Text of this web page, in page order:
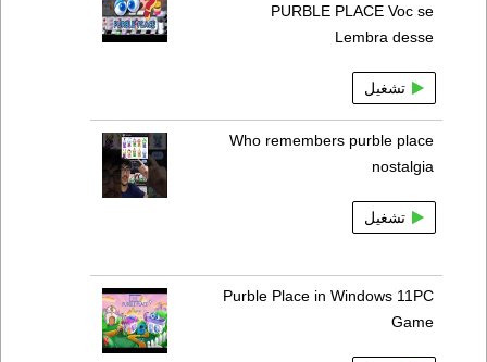
PURBLE PLACE Voc se
Lembra desse
تشغيل
Who remembers purble place
nostalgia
تشغيل
Purble Place in Windows 11PC
Game